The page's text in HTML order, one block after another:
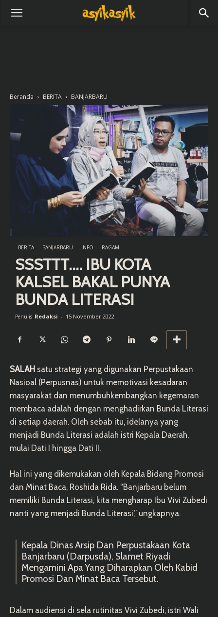
Beranda BERITA BANJARBARU
BERITA BANJARBARU INFO RAGAM
SSSTTT…. IBU KOTA
KALSEL BAKAL PUNYA
BUNDA LITERASI
Penulis Redaksi - 15 November 2022
SALAH satu strategi yang digunakan Perpustakaan
Nasioal (Perpusnas) untuk memotivasi kesadaran
masyarakat dan menumbuhkembangkan kegemaran
membaca adalah dengan menghadirkan Bunda Literasi
di setiap daerah. Oleh sebab itu, idelanya yang
menjadi Bunda Literasi adalah istri Kepala Daerah,
mulai Dati I hingga Dati II.
Hal ini yang dikemukakan oleh Kepala Bidang Promosi
dan Minat Baca, Roshida Rida. “Banjarbaru belum
memiliki Bunda Literasi, kita mengharap Ibu Vivi Zubedi
nanti yang menjadi Bunda Literasi,” ungkapnya.
Kepala Dinas Arsip Dan Perpustakaan Kota
Banjarbaru (Darpusda), Slamet Riyadi
Mengamini Apa Yang Diharapkan Oleh Kabid
Promosi Dan Minat Baca Tersebut.
Dalam audiensi di sela rutinitas Vivi Zubedi, istri Wali